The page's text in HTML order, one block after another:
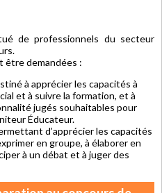
de professionnels du secteur
être demandées :
à apprécier les capacités à
et à suivre la formation, et à
jugés souhaitables pour
Éducateur.
d’apprécier les capacités
en groupe, à élaborer en
à un débat et à juger des